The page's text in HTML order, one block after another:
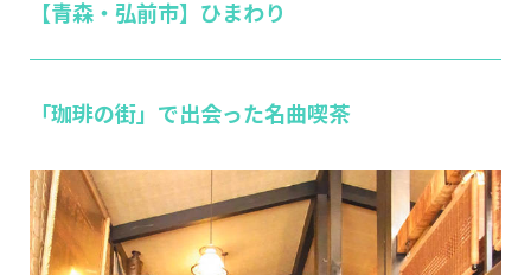
【青森・弘前市】ひまわり
「珈琲の街」で出会った名曲喫茶